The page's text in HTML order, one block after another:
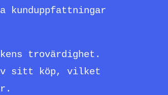
trovärdighet.
sitt köp, vilket